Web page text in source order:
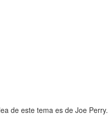
de este tema es de Joe Perry.